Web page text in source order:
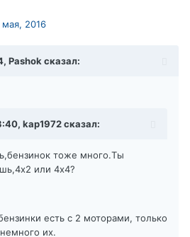
мая, 2016
Pashok сказал:
kap1972 сказал:
тоже много.Ты
или 4х4?
есть с 2 моторами, только
их.